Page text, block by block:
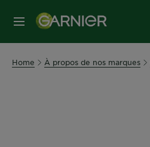
MENU
Home À propos de nos marques